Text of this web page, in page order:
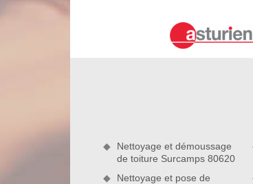
informations à propos de notre
Travaux de couverture
des règles strictes ainsi que des
Nettoyage et démoussage
de toiture Surcamps 80620
Nettoyage et pose de